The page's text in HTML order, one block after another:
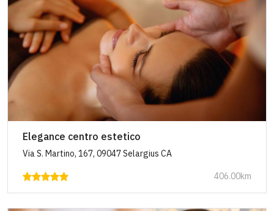
Elegance centro estetico
Via S. Martino, 167, 09047 Selargius CA
406.00km